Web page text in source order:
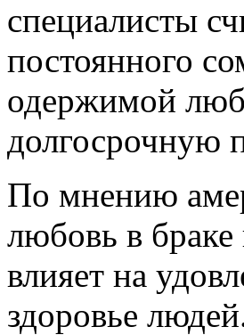
специалисты
постоянного
одержимой
долгосрочную
По мнению
любовь в
влияет на
здоровье